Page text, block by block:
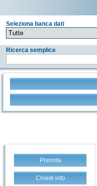
Seleziona banca dati
Ricerca semplice
Prenota
Chiedi info